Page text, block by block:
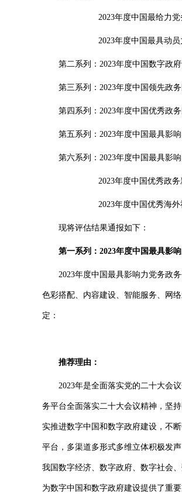
2023年度中国最给力党务
2023年度中国最具动员力
第二系列：2023年度中国数字政府
第三系列：2023年度中国领先政务
第四系列：2023年度中国优秀政务
第五系列：2023年度中国最具影响
第六系列：2023年度中国最具影响
2023年度中国优秀政务
2023年度中国优秀海外社
现将评估结果通报如下：
第一系列：2023年度中国最具影
2023年度中国最具影响力党务政务
色彩搭配、内容建设、智能服务、网
定：
推荐理由：
2023年是全面落实党的二十大会议
务平台全面落实二十大会议精神，坚
实推进数字中国和数字政府建设，不
平台，多渠道多形式多维立体积极发
我国数字经济、数字政府、数字社会
为数字中国和数字政府建设提供了重